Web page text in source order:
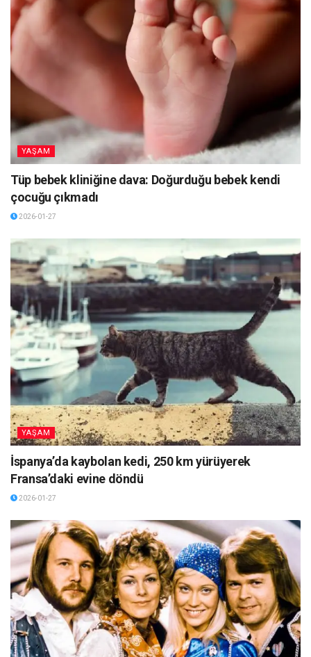
YAŞAM
Tüp bebek kliniğine dava: Doğurduğu bebek kendi
çocuğu çıkmadı
2026-01-27
YAŞAM
İspanya’da kaybolan kedi, 250 km yürüyerek
Fransa’daki evine döndü
2026-01-27